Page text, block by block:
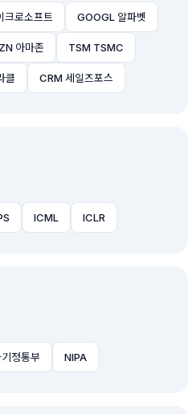
크로소프트 GOOGL 알파벳
아마존 TSM TSMC
클 CRM 세일즈포스
ICML ICLR
정통부 NIPA